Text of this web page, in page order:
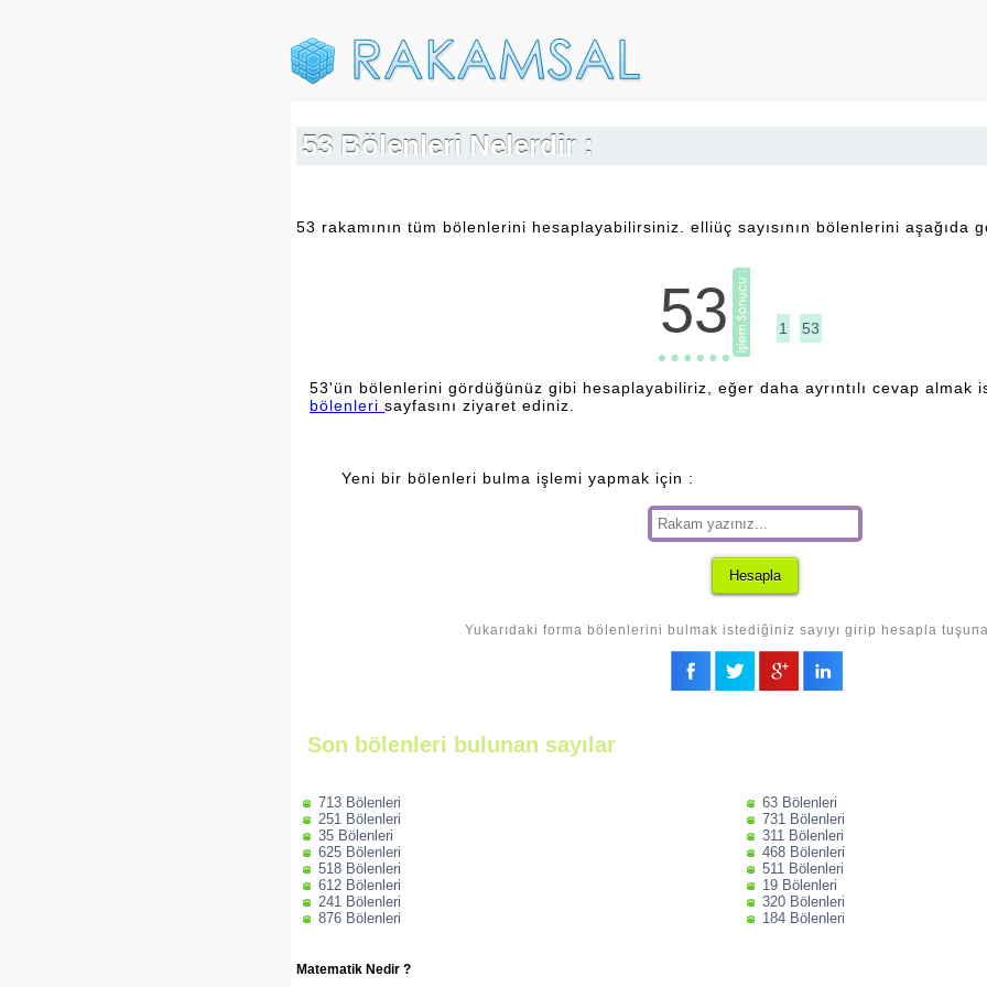
53 Bölenleri Nelerdir :
53 rakamının tüm bölenlerini hesaplayabilirsiniz. elliüç sayısının bölenlerini aşağıda
53 1 53
53'ün bölenlerini gördüğünüz gibi hesaplayabiliriz, eğer daha ayrıntılı cevap almak
bölenleri sayfasını ziyaret ediniz.
Yeni bir bölenleri bulma işlemi yapmak için :
Yukarıdaki forma bölenlerini bulmak istediğiniz sayıyı girip hesapla tuşuna
Son bölenleri bulunan sayılar
713 Bölenleri
251 Bölenleri
35 Bölenleri
625 Bölenleri
518 Bölenleri
612 Bölenleri
241 Bölenleri
876 Bölenleri
63 Bölenleri
731 Bölenleri
311 Bölenleri
468 Bölenleri
511 Bölenleri
19 Bölenleri
320 Bölenleri
184 Bölenleri
Matematik Nedir ?